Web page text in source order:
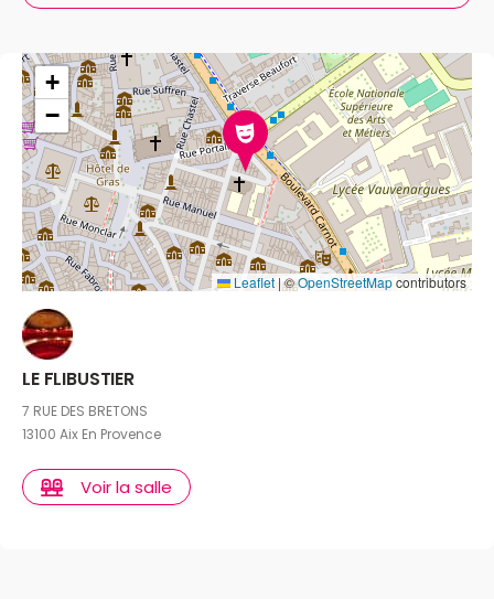
+
−
Leaflet |©OpenStreetMapcontributors
LE FLIBUSTIER
7 RUE DES BRETONS
13100 Aix En Provence
Voir la salle